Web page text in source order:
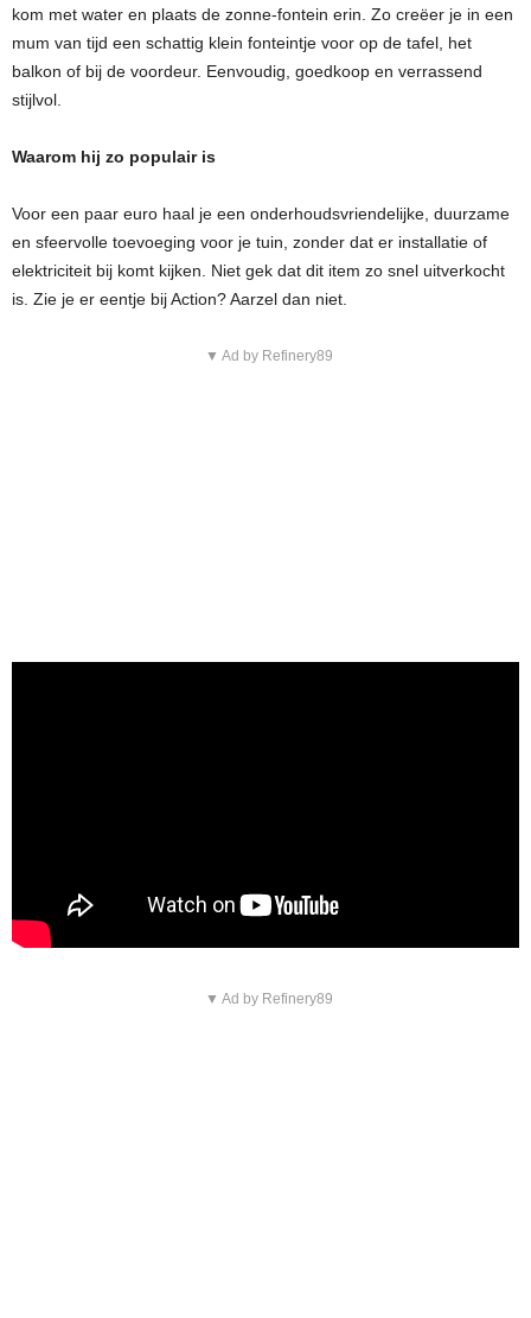
kom met water en plaats de zonne-fontein erin. Zo creëer je in een
mum van tijd een schattig klein fonteintje voor op de tafel, het
balkon of bij de voordeur. Eenvoudig, goedkoop en verrassend
stijlvol.
Waarom hij zo populair is
Voor een paar euro haal je een onderhoudsvriendelijke, duurzame
en sfeervolle toevoeging voor je tuin, zonder dat er installatie of
elektriciteit bij komt kijken. Niet gek dat dit item zo snel uitverkocht
is. Zie je er eentje bij Action? Aarzel dan niet.
▼ Ad by Refinery89
▼ Ad by Refinery89